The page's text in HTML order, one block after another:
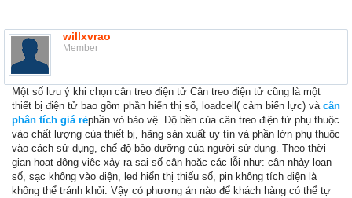
willxvrao
Member
Một số lưu ý khi chọn cân treo điện tử Cân treo điện tử cũng là một
thiết bị điện tử bao gồm phần hiển thị số, loadcell( cảm biến lực) và cân
phân tích giá rẻphần vỏ bảo vệ. Độ bền của cân treo điện tử phụ thuộc
vào chất lượng của thiết bị, hãng sản xuất uy tín và phần lớn phụ thuộc
vào cách sử dụng, chế độ bảo dưỡng của người sử dụng. Theo thời
gian hoạt động việc xảy ra sai số cân hoặc các lỗi như: cân nhảy loạn
số, sạc không vào điện, led hiển thị thiếu số, pin không tích điện là
không thể tránh khỏi. Vậy có phương án nào để khách hàng có thể tự